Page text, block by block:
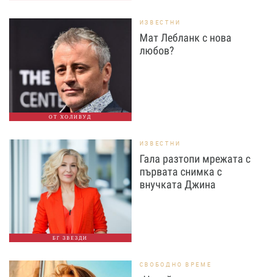
ОТ ХОЛИВУД
ИЗВЕСТНИ
Мат Лебланк с нова
любов?
БГ ЗВЕЗДИ
ИЗВЕСТНИ
Гала разтопи мрежата с
първата снимка с
внучката Джина
СВОБОДНО ВРЕМЕ